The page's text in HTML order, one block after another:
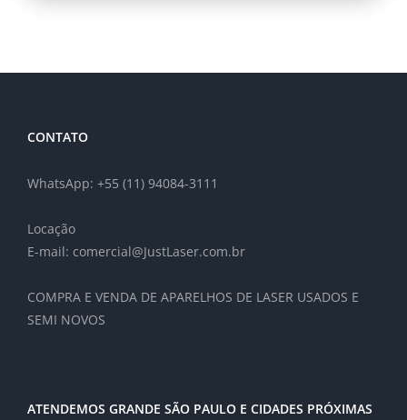
CONTATO
WhatsApp: +55 (11) 94084-3111
Locação
E-mail: comercial@JustLaser.com.br
COMPRA E VENDA DE APARELHOS DE LASER USADOS E
SEMI NOVOS
ATENDEMOS GRANDE SÃO PAULO E CIDADES PRÓXIMAS